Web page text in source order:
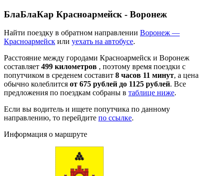
БлаБлаКар Красноармейск - Воронеж
Найти поездку в обратном направлении Воронеж —
Красноармейск или уехать на автобусе.
Расстояние между городами Красноармейск и Воронеж
составляет 499 километров , поэтому время поездки с
попутчиком в среденем составит 8 часов 11 минут, а цена
обычно колеблится от 675 рублей до 1125 рублей. Все
предложения по поездкам собраны в таблице ниже.
Если вы водитель и ищете попутчика по данному
направлению, то перейдите по ссылке.
Информация о маршруте